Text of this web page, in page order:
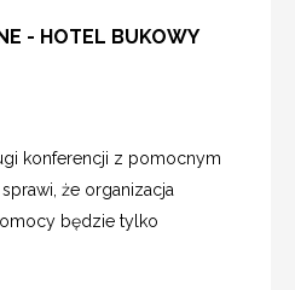
- HOTEL BUKOWY
konferencji z pomocnym
że organizacja
będzie tylko